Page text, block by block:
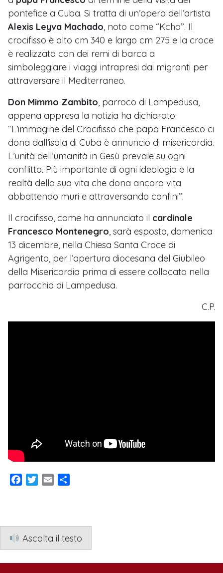
pontefice a Cuba. Si tratta di un’opera dell’artista
Alexis Leyva Machado, noto come “Kcho”. Il
crocifisso è alto cm 340 e largo cm 275 e la croce
è realizzata con dei remi di barca a
simboleggiare i viaggi intrapresi dai migranti per
attraversare il Mediterraneo.
Don Mimmo Zambito, parroco di Lampedusa,
appena appresa la notizia ha dichiarato:
“L’immagine del Crocifisso che papa Francesco ci
dona dall’isola di Cuba è annuncio di misericordia.
L’unità dell’umanità in Gesù prevale su ogni
conflitto. Più importante di ogni ideologia è la
realtà della sua vita che dona ancora vita
abbattendo muri e attraversando confini”.
Il crocifisso, come ha annunciato il cardinale
Francesco Montenegro, sarà esposto, domenica
13 dicembre, nella Chiesa Santa Croce di
Agrigento, per l’apertura diocesana del Giubileo
della Misericordia prima di essere collocato nella
parrocchia di Lampedusa.
C.P.
Facebook
TwitterEmail
Ascolta il testo